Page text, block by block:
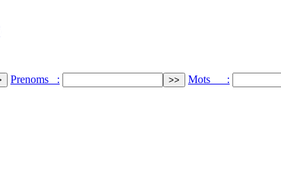
Prenoms : Mots :